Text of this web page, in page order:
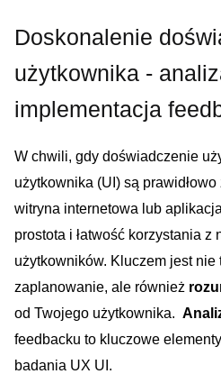
Doskonalenie
użytkownika ‍-
implementacja
W chwili, ​gdy doświadczenie
użytkownika (UI) są
witryna internetowa lub
prostota i łatwość korzystania z⁢
użytkowników. Kluczem⁤ jest ​nie
zaplanowanie, ale ​również
od Twojego użytkownika. ‌
feedbacku‍ to kluczowe
badania UX UI.